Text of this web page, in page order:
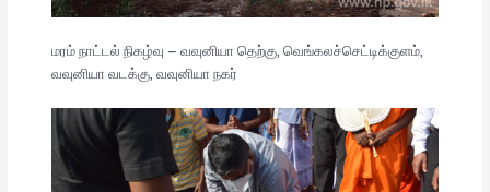
மரம் நாட்டல் நிகழ்வு – வவுனியா தெற்கு, வெங்கலச்செட்டிக்குளம்,
வவுனியா வடக்கு, வவுனியா நகர்